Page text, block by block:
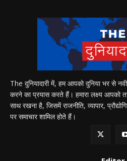
The दुनियादारी में, हम आपको दुनिया भर से
करने का प्रयास करते हैं। हमारा लक्ष्य आपको
साथ रखना है, जिसमें राजनीति, व्यापार,
पर समाचार शामिल होते हैं।